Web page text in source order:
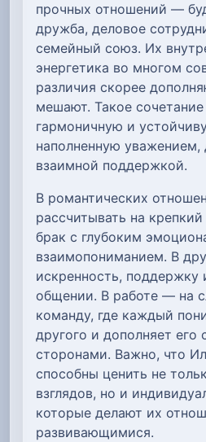
прочных отношений —
дружба, деловое
семейный союз. Их
энергетика во многом
различия скорее
мешают. Такое сочетание
гармоничную и
наполненную уважением,
взаимной поддержкой.
В романтических
рассчитывать на
брак с глубоким
взаимопониманием. В
искренность, поддержку
общении. В работе — на
команду, где каждый
другого и дополняет его
сторонами. Важно, что
способны ценить не
взглядов, но и
которые делают их
развивающимися.